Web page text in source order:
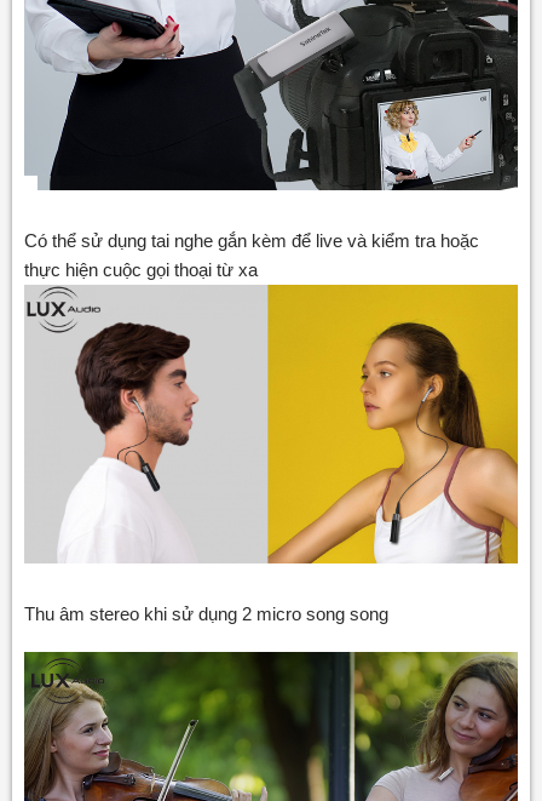
Có thể sử dụng tai nghe gắn kèm để live và kiểm tra hoặc
thực hiện cuộc gọi thoại từ xa
Thu âm stereo khi sử dụng 2 micro song song